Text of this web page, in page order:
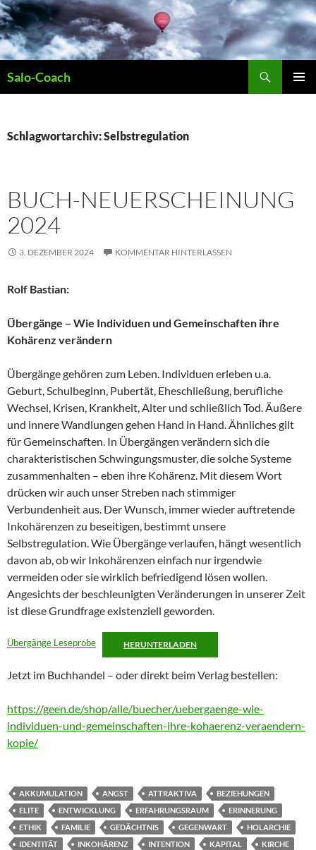
Zum
Inhalt
springen
Salo-Coach
Schlagwortarchiv: Selbstregulation
BUCH-NEUERSCHEINUNG
2024
3. DEZEMBER 2024 KOMMENTAR HINTERLASSEN
Rolf Bastian:
Übergänge – Wie Individuen und Gemeinschaften ihre
Kohärenz verändern
Übergänge gehören zum Leben. Individuen erleben u.a.
Geburt, Schulbeginn, Pubertät, Eheschließung, berufliche
Wechsel, Krisen, Krankheit, Alter und schließlich Tod. Äußere
und innere Wandlungen gehen Hand in Hand. Ähnliches gilt
für Gemeinschaften. In Übergängen verändern sich die
charakteristischen Schwingungsmuster, die solche Systeme
zusammenhalten – eben ihre Kohärenz. Mit diesem Wort
drücken wir auch unser Streben nach stimmiger
Verbundenheit aus. Der Wunsch, immer wieder auftretende
Inkohärenzen zu beseitigen, bestimmt unsere
Selbstregulation. Wie Übergänge verlaufen, hängt wesentlich
davon ab, ob wir Inkohärenzen einfach nur irgendwie
vermeiden oder sie wirklich befriedigend lösen wollen.
Angesichts der beschleunigten Veränderungen in unserer Zeit
ist diese Grundfrage existenziell geworden.
Übergänge Leseprobe HERUNTERLADEN
Jetzt im Buchhandel – oder direkt beim Verlag bestellen:
https://geen.de/shop/alle/buecher/uebergaenge-wie-
individuen-und-gemeinschaften-ihre-kohaerenz-veraendern-
kopie/
AKKUMULATION ANGST ATTRAKTIVA
BEZIEHUNGEN
ELITE
ENTWICKLUNG ERFAHRUNGSRAUM
ERINNERUNG
ETHIK
FAMILIE GEDÄCHTNIS GEGENWART
HOLARCHIE
IDENTITÄT
INKOHÄRENZ INTENTION KAPITAL
KIRCHE